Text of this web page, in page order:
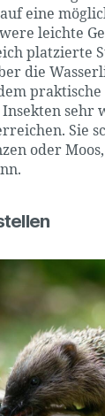
eine
leichte
platzierte
die
sehr
Sie
oder